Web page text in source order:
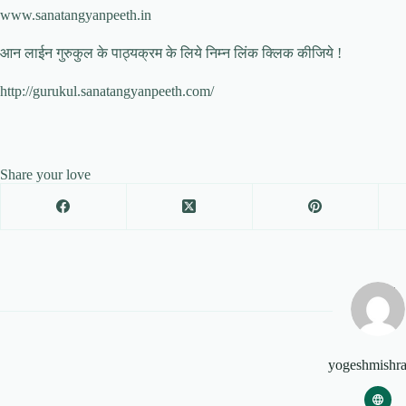
www.sanatangyanpeeth.in
आन लाईन गुरुकुल के पाठ्यक्रम के लिये निम्न लिंक क्लिक कीजिये !
http://gurukul.sanatangyanpeeth.com/
Share your love